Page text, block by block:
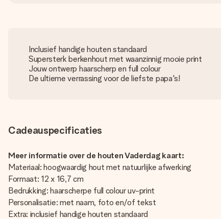
Inclusief handige houten standaard
Supersterk berkenhout met waanzinnig mooie print
Jouw ontwerp haarscherp en full colour
De ultieme verrassing voor de liefste papa's!
Cadeauspecificaties
Meer informatie over de houten Vaderdag kaart:
Materiaal: hoogwaardig hout met natuurlijke afwerking
Formaat: 12 x 16,7 cm
Bedrukking: haarscherpe full colour uv-print
Personalisatie: met naam, foto en/of tekst
Extra: inclusief handige houten standaard